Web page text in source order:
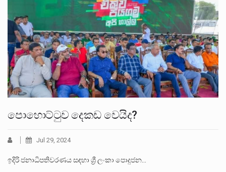
පොහොට්ටුව දෙකඩ වෙයිද?
Jul 29, 2024
ඉදිරි ජනාධිපතිවරණය සඳහා ශ්‍රී ලංකා පොදුජන…